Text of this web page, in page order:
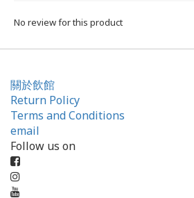
No review for this product
關於飲館
Return Policy
Terms and Conditions
email
Follow us on